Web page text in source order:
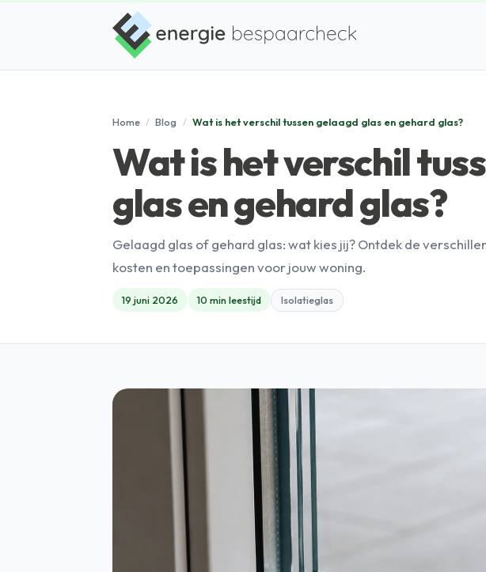
Home / Blog / Wat is het verschil tussen gelaagd glas en gehard glas?
Wat is het verschil
glas en gehard glas?
Gelaagd glas of gehard glas: wat kies jij? Ontdek de
kosten en toepassingen voor jouw woning.
19 juni 2026 10 min leestijd Isolatieglas